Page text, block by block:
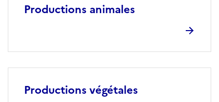
Productions animales
Productions végétales